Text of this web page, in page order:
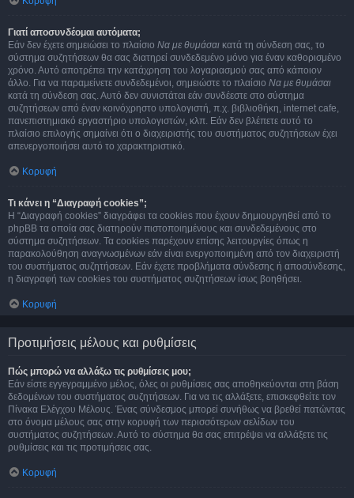
Γιατί αποσυνδέομαι αυτόματα;
Εάν δεν έχετε σημειώσει το πλαίσιο Να με θυμάσαι κατά τη σύνδεση σας, το
σύστημα συζητήσεων θα σας διατηρεί συνδεδεμένο μόνο για έναν καθορισμένο
χρόνο. Αυτό αποτρέπει την κατάχρηση του λογαριασμού σας από κάποιον
άλλο. Για να παραμείνετε συνδεδεμένοι, σημειώστε το πλαίσιο Να με θυμάσαι
κατά τη σύνδεση σας. Αυτό δεν συνιστάται εάν συνδέεστε στο σύστημα
συζητήσεων από έναν κοινόχρηστο υπολογιστή, π.χ. βιβλιοθήκη, internet cafe,
πανεπιστημιακό εργαστήριο υπολογιστών, κλπ. Εάν δεν βλέπετε αυτό το
πλαίσιο επιλογής σημαίνει ότι ο διαχειριστής του συστήματος συζητήσεων έχει
απενεργοποιήσει αυτό το χαρακτηριστικό.
Κορυφή
Τι κάνει η “Διαγραφή cookies”;
Η “Διαγραφή cookies” διαγράφει τα cookies που έχουν δημιουργηθεί από το
phpBB τα οποία σας διατηρούν πιστοποιημένους και συνδεδεμένους στο
σύστημα συζητήσεων. Τα cookies παρέχουν επίσης λειτουργίες όπως η
παρακολούθηση αναγνωσμένων εάν είναι ενεργοποιημένη από τον διαχειριστή
του συστήματος συζητήσεων. Εάν έχετε προβλήματα σύνδεσης ή αποσύνδεσης,
η διαγραφή των cookies του συστήματος συζητήσεων ίσως βοηθήσει.
Κορυφή
Προτιμήσεις μέλους και ρυθμίσεις
Πώς μπορώ να αλλάξω τις ρυθμίσεις μου;
Εάν είστε εγγεγραμμένο μέλος, όλες οι ρυθμίσεις σας αποθηκεύονται στη βάση
δεδομένων του συστήματος συζητήσεων. Για να τις αλλάξετε, επισκεφθείτε τον
Πίνακα Ελέγχου Μέλους. Ένας σύνδεσμος μπορεί συνήθως να βρεθεί πατώντας
στο όνομα μέλους σας στην κορυφή των περισσότερων σελίδων του
συστήματος συζητήσεων. Αυτό το σύστημα θα σας επιτρέψει να αλλάξετε τις
ρυθμίσεις και τις προτιμήσεις σας.
Κορυφή